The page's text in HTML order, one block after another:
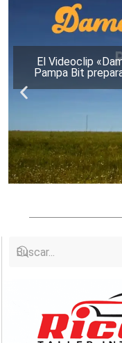
El Videoclip
Pampa Bit